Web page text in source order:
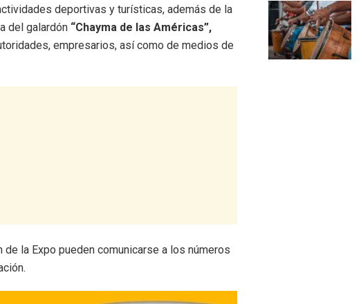
deportivas y turísticas, además de la
del galardón “Chayma de las Américas”,
empresarios, así como de medios de
la Expo pueden comunicarse a los números